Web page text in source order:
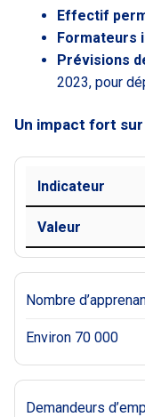
Effectif
Formateurs
Prévisions
2023, pour
Un impact fort
Indicateur
Valeur
Nombre
Environ 70 000
Demandeurs